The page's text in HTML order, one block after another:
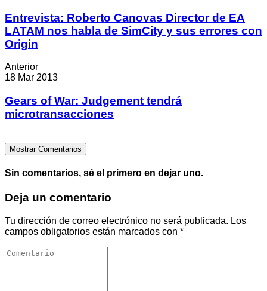
Entrevista: Roberto Canovas Director de EA
LATAM nos habla de SimCity y sus errores con
Origin
Anterior
18 Mar 2013
Gears of War: Judgement tendrá
microtransacciones
Mostrar Comentarios
Sin comentarios, sé el primero en dejar uno.
Deja un comentario
Tu dirección de correo electrónico no será publicada. Los
campos obligatorios están marcados con *